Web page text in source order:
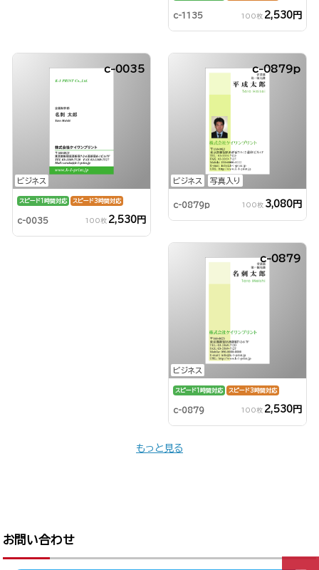
c-1135 100枚 2,530円
ビジネス
c-0035
スピード1時間対応 スピード3時間対応
c-0035 100枚 2,530円
ビジネス 写真入り
c-0879p
c-0879p 100枚 3,080円
ビジネス
c-0879
スピード1時間対応 スピード3時間対応
c-0879 100枚 2,530円
もっと見る
お問い合わせ